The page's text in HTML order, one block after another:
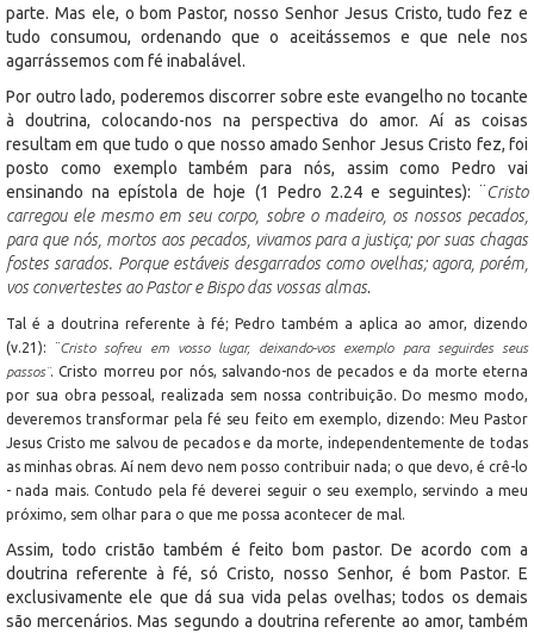
parte. Mas ele, o bom Pastor, nosso Senhor Jesus Cristo, tudo fez e
tudo consumou, ordenando que o aceitássemos e que nele nos
agarrássemos com fé inabalável.
Por outro lado, poderemos discorrer sobre este evangelho no tocante
à doutrina, colocando-nos na perspectiva do amor. Aí as coisas
resultam em que tudo o que nosso amado Senhor Jesus Cristo fez, foi
posto como exemplo também para nós, assim como Pedro vai
ensinando na epístola de hoje (1 Pedro 2.24 e seguintes): ¨Cristo
carregou ele mesmo em seu corpo, sobre o madeiro, os nossos pecados,
para que nós, mortos aos pecados, vivamos para a justiça; por suas chagas
fostes sarados. Porque estáveis desgarrados como ovelhas; agora, porém,
vos convertestes ao Pastor e Bispo das vossas almas.
Tal é a doutrina referente à fé; Pedro também a aplica ao amor, dizendo
(v.21): ¨Cristo sofreu em vosso lugar, deixando-vos exemplo para seguirdes seus
passos¨. Cristo morreu por nós, salvando-nos de pecados e da morte eterna
por sua obra pessoal, realizada sem nossa contribuição. Do mesmo modo,
deveremos transformar pela fé seu feito em exemplo, dizendo: Meu Pastor
Jesus Cristo me salvou de pecados e da morte, independentemente de todas
as minhas obras. Aí nem devo nem posso contribuir nada; o que devo, é crê-lo
- nada mais. Contudo pela fé deverei seguir o seu exemplo, servindo a meu
próximo, sem olhar para o que me possa acontecer de mal.
Assim, todo cristão também é feito bom pastor. De acordo com a
doutrina referente à fé, só Cristo, nosso Senhor, é bom Pastor. E
exclusivamente ele que dá sua vida pelas ovelhas; todos os demais
são mercenários. Mas segundo a doutrina referente ao amor, também